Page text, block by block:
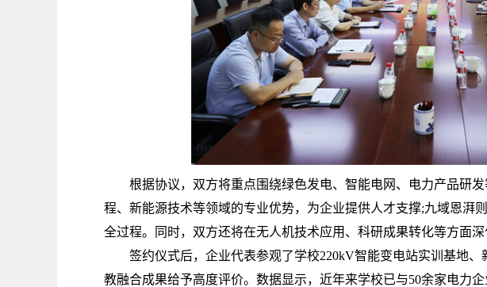
根据协议，双方将重点围绕绿色发电、智能电网、电力产品研发
程、新能源技术等领域的专业优势，为企业提供人才支撑;九域恩湃
全过程。同时，双方还将在无人机技术应用、科研成果转化等方面深
签约仪式后，企业代表参观了学校220kV智能变电站实训基地、
教融合成果给予高度评价。数据显示，近年来学校已与50余家电力